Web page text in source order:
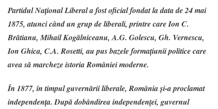
Partidul Național Liberal a fost oficial fondat la data de 24 mai
1875, atunci când un grup de liberali, printre care Ion C.
Brătianu, Mihail Kogălniceanu, A.G. Golescu, Gh. Vernescu,
Ion Ghica, C.A. Rosetti, au pus bazele formațiunii politice care
avea să marcheze istoria României moderne.
În 1877, în timpul guvernării liberale, România și-a proclamat
independența. După dobândirea independenței, guvernul